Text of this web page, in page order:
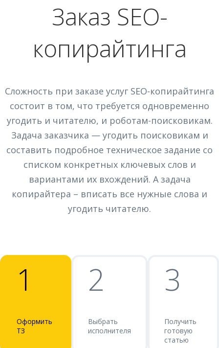
Заказ SEO-
копирайтинга
Сложность при заказе услуг SEO-копирайтинга
состоит в том, что требуется одновременно
угодить и читателю, и роботам-поисковикам.
Задача заказчика — угодить поисковикам и
составить подробное техническое задание со
списком конкретных ключевых слов и
вариантами их вхождений. А задача
копирайтера – вписать все нужные слова и
угодить читателю.
1
Оформить
ТЗ
2
Выбрать
исполнителя
3
Получить
готовую
статью